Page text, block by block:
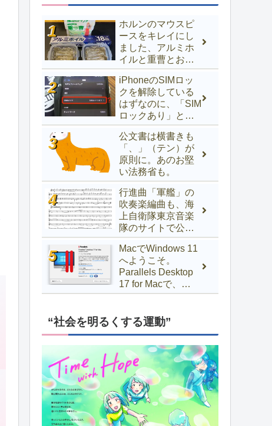
ホルンのマウスピ
ースをキレイにし
ました、アルミホ
イルと重曹とお湯
でOK
iPhoneのSIMロッ
クを解除している
はずなのに、「SIM
ロックあり」と表
示されるときの対
処法
公文書は横書きも
「、」（テン）が
原則に。あのお堅
い法務省も。
行進曲「軍艦」の
吹奏楽編曲も、海
上自衛隊東京音楽
隊のサイトで公開
中！
MacでWindows 11
へようこそ。
Parallels Desktop
17 for Macで、
Windows 10以前か
するには
“社会を明るくする運動”